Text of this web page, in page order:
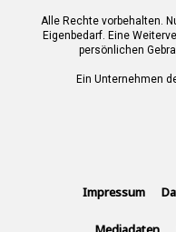
Alle Rechte vorbehalten.
Eigenbedarf. Eine
persönlichen
Ein Unternehmen
Impressum